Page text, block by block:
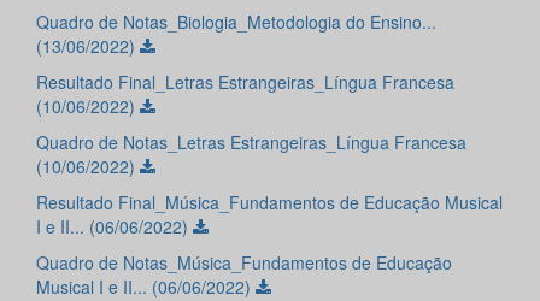
Quadro de Notas_Biologia_Metodologia do Ensino...
(13/06/2022)
Resultado Final_Letras Estrangeiras_Língua Francesa
(10/06/2022)
Quadro de Notas_Letras Estrangeiras_Língua Francesa
(10/06/2022)
Resultado Final_Música_Fundamentos de Educação Musical
I e II... (06/06/2022)
Quadro de Notas_Música_Fundamentos de Educação
Musical I e II... (06/06/2022)